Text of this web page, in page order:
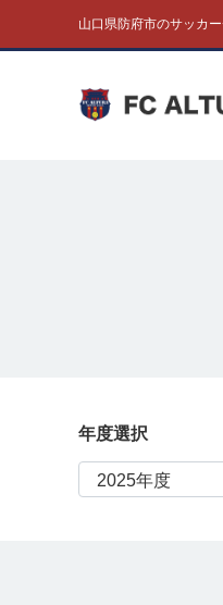
山口県防府市のサッカ
年度選択